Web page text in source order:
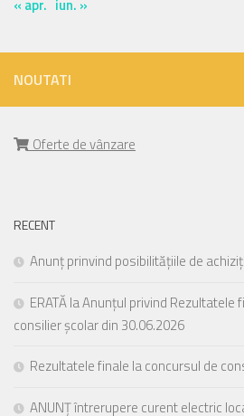
« apr. iun. »
NOUTATI
Oferte de vânzare
RECENT
Anunț prinvind posibilitățiile de
ERATĂ la Anunțul privind Rezultatele
consilier școlar din 30.06.2026
Rezultatele finale la concursul de
ANUNȚ întrerupere curent electric